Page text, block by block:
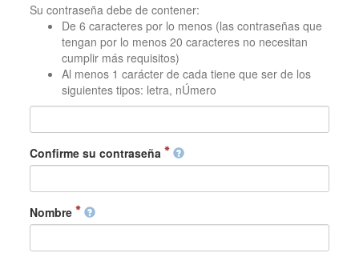
Su contraseña debe de contener:
De 6 caracteres por lo menos (las contraseñas que
tengan por lo menos 20 caracteres no necesitan
cumplir más requisitos)
Al menos 1 carácter de cada tiene que ser de los
siguientes tipos: letra, nÚmero
Confirme su contraseña
Nombre